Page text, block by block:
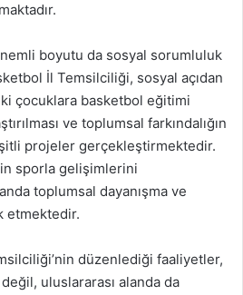
boyutu da sosyal sorumluluk
İl Temsilciliği, sosyal açıdan
çocuklara basketbol eğitimi
ve toplumsal farkındalığın
projeler gerçekleştirmektedir.
sporla gelişimlerini
toplumsal dayanışma ve
etmektedir.
düzenlediği faaliyetler,
uluslararası alanda da